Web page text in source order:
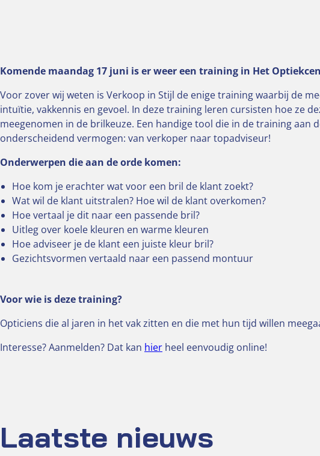
Komende maandag 17 juni is er weer een training in Het
Voor zover wij weten is Verkoop in Stijl de enige training waarbij de
intuïtie, vakkennis en gevoel. In deze training leren cursisten hoe ze
meegenomen in de brilkeuze. Een handige tool die in de training
onderscheidend vermogen: van verkoper naar topadviseur!
Onderwerpen die aan de orde komen:
Hoe kom je erachter wat voor een bril de klant zoekt?
Wat wil de klant uitstralen? Hoe wil de klant overkomen?
Hoe vertaal je dit naar een passende bril?
Uitleg over koele kleuren en warme kleuren
Hoe adviseer je de klant een juiste kleur bril?
Gezichtsvormen vertaald naar een passend montuur
Voor wie is deze training?
Opticiens die al jaren in het vak zitten en die met hun tijd willen
Interesse? Aanmelden? Dat kan hier heel eenvoudig online!
Laatste nieuws